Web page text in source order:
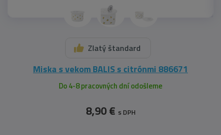
Zlatý štandard
Miska s vekom BALIS s citrónmi 886671
Do 4-8 pracovných dní odošleme
8,90 € s DPH